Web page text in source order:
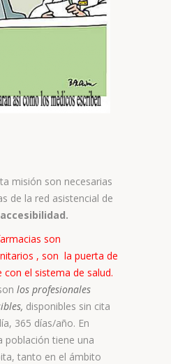
misión son necesarias
de la red asistencial de
accesibilidad.
son
, son la puerta de
el sistema de salud.
los profesionales
disponibles sin cita
365 días/año. En
población tiene una
tanto en el ámbito